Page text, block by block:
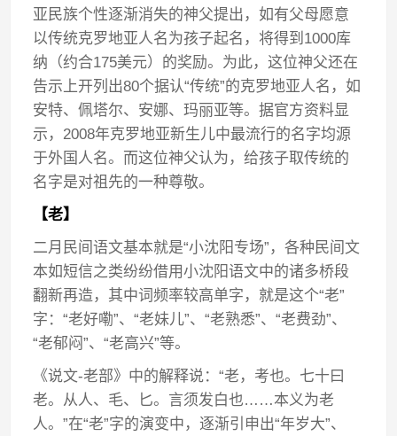
亚民族个性逐渐消失的神父提出，如有父母愿意
以传统克罗地亚人名为孩子起名，将得到1000库
纳（约合175美元）的奖励。为此，这位神父还在
告示上开列出80个据认“传统”的克罗地亚人名，如
安特、佩塔尔、安娜、玛丽亚等。据官方资料显
示，2008年克罗地亚新生儿中最流行的名字均源
于外国人名。而这位神父认为，给孩子取传统的
名字是对祖先的一种尊敬。
【老】
二月民间语文基本就是“小沈阳专场”，各种民间文
本如短信之类纷纷借用小沈阳语文中的诸多桥段
翻新再造，其中词频率较高单字，就是这个“老”
字：“老好嘞”、“老妹儿”、“老熟悉”、“老费劲”、
“老郁闷”、“老高兴”等。
《说文-老部》中的解释说：“老，考也。七十曰
老。从人、毛、匕。言须发白也……本义为老
人。”在“老”字的演变中，逐渐引申出“年岁大”、